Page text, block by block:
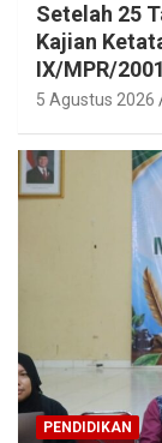
Setelah 25
Kajian
IX/MPR/2001
5 Agustus 2026
PENDIDIKAN